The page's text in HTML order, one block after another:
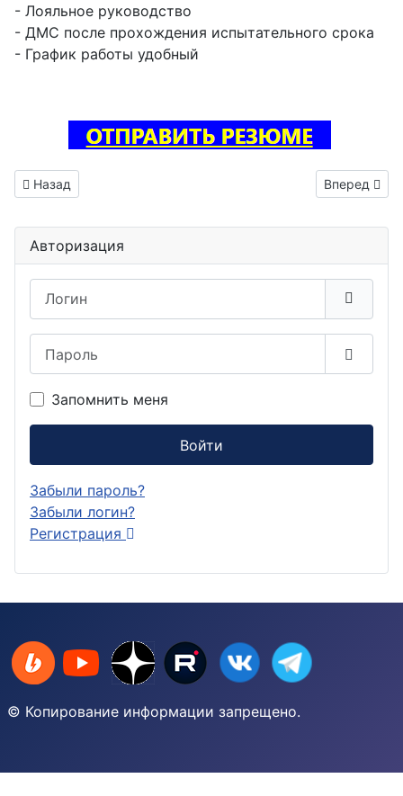
- Лояльное руководство
- ДМС после прохождения испытательного срока
- График работы удобный
Предыдущий: Тестировщик ПО вакансия Таруса
Назад Следующий:
Вперед
Авторизация
Запомнить меня
Войти
Забыли пароль?
Забыли логин?
Регистрация
© Копирование информации запрещено.